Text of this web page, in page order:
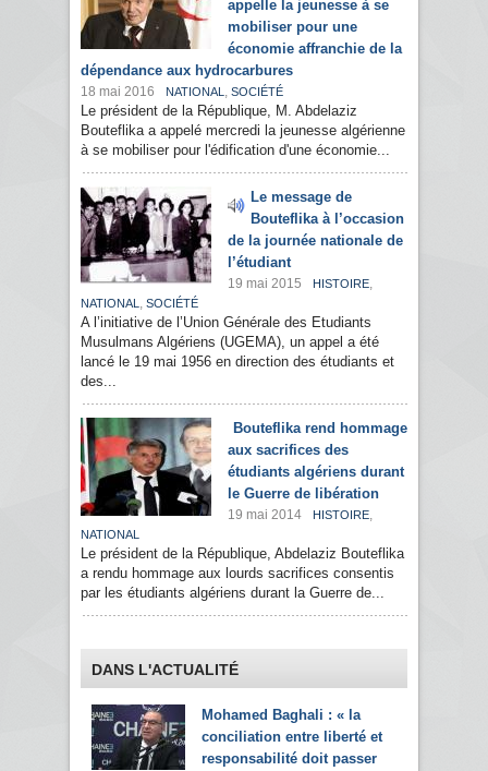
appelle la jeunesse à se
mobiliser pour une
économie affranchie de la
dépendance aux hydrocarbures
18 mai 2016 NATIONAL , SOCIÉTÉ
Le président de la République, M. Abdelaziz
Bouteflika a appelé mercredi la jeunesse algérienne
à se mobiliser pour l'édification d'une économie...
Le message de
Bouteflika à l’occasion
de la journée nationale de
l’étudiant
19 mai 2015 HISTOIRE,
NATIONAL , SOCIÉTÉ
A l’initiative de l’Union Générale des Etudiants
Musulmans Algériens (UGEMA), un appel a été
lancé le 19 mai 1956 en direction des étudiants et
des...
Bouteflika rend hommage
aux sacrifices des
étudiants algériens durant
le Guerre de libération
19 mai 2014 HISTOIRE,
NATIONAL
Le président de la République, Abdelaziz Bouteflika
a rendu hommage aux lourds sacrifices consentis
par les étudiants algériens durant la Guerre de...
DANS L'ACTUALITÉ
Mohamed Baghali : « la
conciliation entre liberté et
responsabilité doit passer